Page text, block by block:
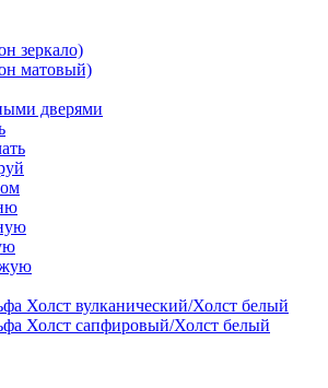
зеркало)
матовый)
дверями
Холст вулканический/Холст белый
Холст сапфировый/Холст белый